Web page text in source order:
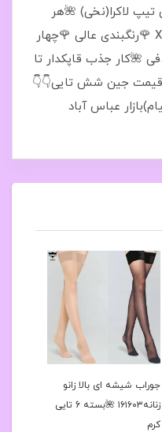
🌺 جنس تیپ لاکرا(نخی) 🌺هر
جین شامل سه سایز XL,2XL,3XL 🌹رنگبندی عالی 🌹چهار
🌺کار جذب قاپکدار تا
جین شش تایی👇👇
عباس آباد
جوراب شیشه ای بالا زانو
زنانه۱۶۱۶۰۳ 🌺بسته 6 تایی
کرم